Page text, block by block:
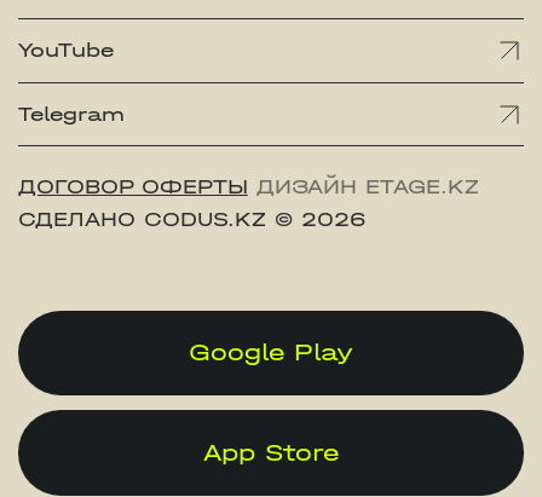
YouTube
Telegram
ДОГОВОР ОФЕРТЫ ДИЗАЙН ETAGE.KZ
СДЕЛАНО CODUS.KZ © 2026
Google Play
App Store